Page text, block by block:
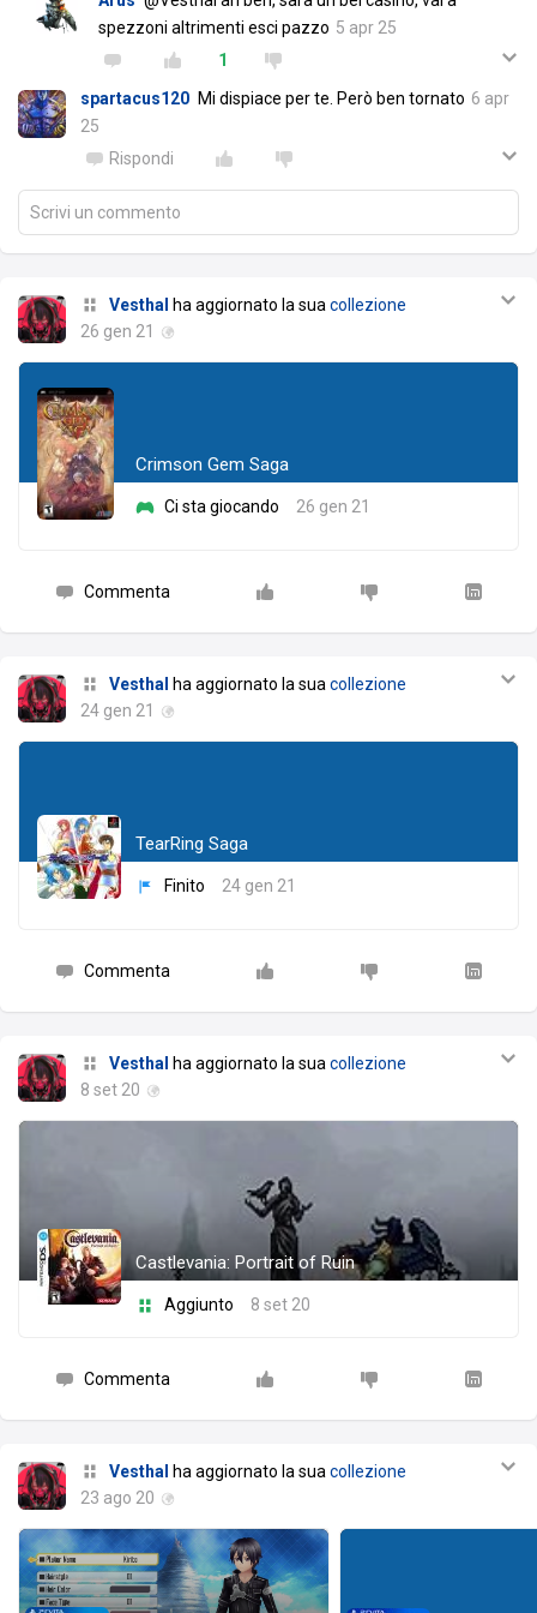
spezzoni altrimenti esci pazzo 5 apr 25
1
spartacus120 Mi dispiace per te. Però ben tornato 6 apr
25
Rispondi
Scrivi un commento
Vesthal ha aggiornato la sua collezione
26 gen 21
Crimson Gem Saga
Ci sta giocando 26 gen 21
Commenta
Vesthal ha aggiornato la sua collezione
24 gen 21
TearRing Saga
Finito 24 gen 21
Commenta
Vesthal ha aggiornato la sua collezione
8 set 20
Castlevania: Portrait of Ruin
Aggiunto 8 set 20
Commenta
Vesthal ha aggiornato la sua collezione
23 ago 20